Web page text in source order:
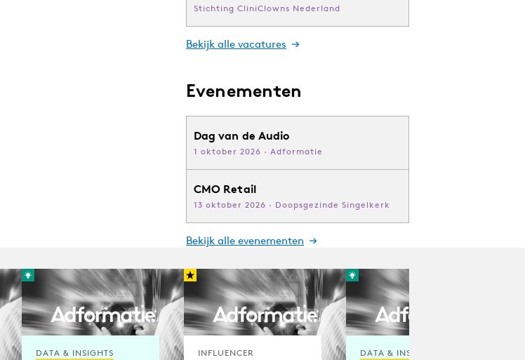
Stichting CliniClowns Nederland
Bekijk alle vacatures
Evenementen
Dag van de Audio
1 oktober 2026 · Adformatie
CMO Retail
13 oktober 2026 · Doopsgezinde Singelkerk
Bekijk alle evenementen
DATA & INSIGHTS
INFLUENCER
DATA & INSIGHTS